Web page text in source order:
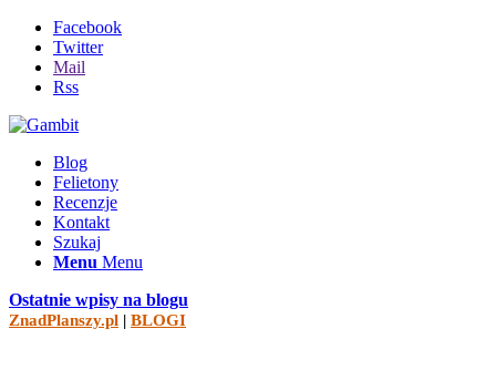
Facebook
Twitter
Mail
Rss
Blog
Felietony
Recenzje
Kontakt
Szukaj
Menu Menu
Ostatnie wpisy na blogu
ZnadPlanszy.pl | BLOGI